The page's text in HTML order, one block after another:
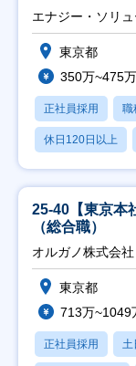
エナジー・ソリ
東京都
350万~475万
正社員採用 職
休日120日以上
25-40【東京本
（総合職）
オルガノ株式会社
東京都
713万~1049
正社員採用 土